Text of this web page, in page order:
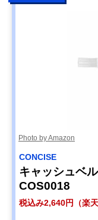
Photo by Amazon
CONCISE
キャッシュベ
COS0018
税込み2,640円（楽天